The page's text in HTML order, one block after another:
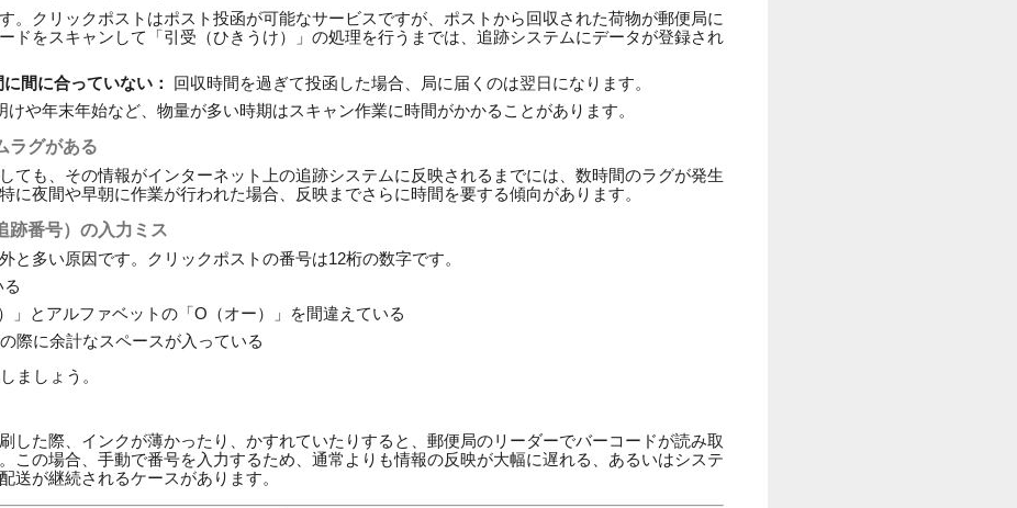
。クリックポストはポスト投函が可能なサービスですが、ポストから回収された荷物が郵便局に
ドをスキャンして「引受（ひきうけ）」の処理を行うまでは、追跡システムにデータが登録され
間に合っていない：
回収時間を過ぎて投函した場合、局に届くのは翌日になります。
けや年末年始など、物量が多い時期はスキャン作業に時間がかかることがあります。
ラグがある
ても、その情報がインターネット上の追跡システムに反映されるまでには、数時間のラグが発生
に夜間や早朝に作業が行われた場合、反映までさらに時間を要する傾向があります。
跡番号）の入力ミス
と多い原因です。クリックポストの番号は12桁の数字です。
」とアルファベットの「O（オー）」を間違えている
際に余計なスペースが入っている
ましょう。
した際、インクが薄かったり、かすれていたりすると、郵便局のリーダーでバーコードが読み取
この場合、手動で番号を入力するため、通常よりも情報の反映が大幅に遅れる、あるいはシステ
送が継続されるケースがあります。